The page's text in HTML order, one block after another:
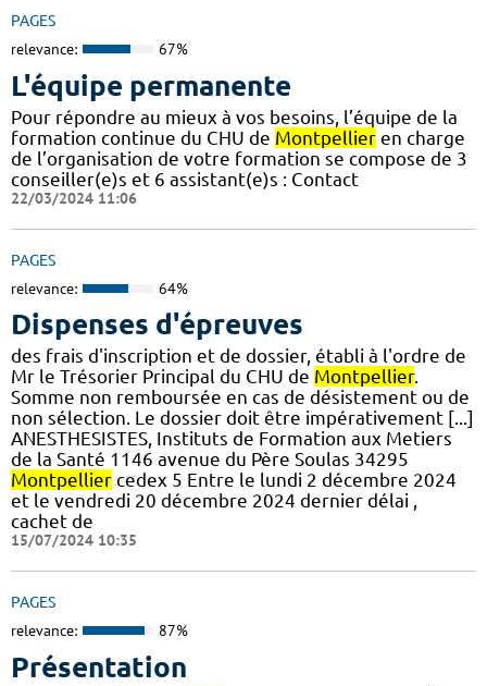
PAGES
relevance: 67%
L'équipe permanente
Pour répondre au mieux à vos besoins, l’équipe de la
formation continue du CHU de Montpellier en charge
de l’organisation de votre formation se compose de 3
conseiller(e)s et 6 assistant(e)s : Contact
22/03/2024 11:06
PAGES
relevance: 64%
Dispenses d'épreuves
des frais d'inscription et de dossier, établi à l'ordre de
Mr le Trésorier Principal du CHU de Montpellier.
Somme non remboursée en cas de désistement ou de
non sélection. Le dossier doit être impérativement [...]
ANESTHESISTES, Instituts de Formation aux Metiers
de la Santé 1146 avenue du Père Soulas 34295
Montpellier cedex 5 Entre le lundi 2 décembre 2024
et le vendredi 20 décembre 2024 dernier délai ,
cachet de
15/07/2024 10:35
PAGES
relevance: 87%
Présentation